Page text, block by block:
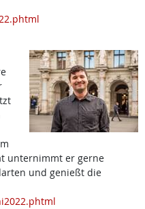
unternimmt er gerne
und genießt die